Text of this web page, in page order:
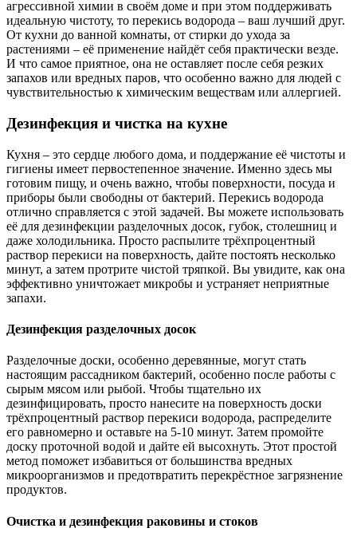
агрессивной химии в своём доме и при этом поддерживать
идеальную чистоту, то перекись водорода – ваш лучший друг.
От кухни до ванной комнаты, от стирки до ухода за
растениями – её применение найдёт себя практически везде.
И что самое приятное, она не оставляет после себя резких
запахов или вредных паров, что особенно важно для людей с
чувствительностью к химическим веществам или аллергией.
Дезинфекция и чистка на кухне
Кухня – это сердце любого дома, и поддержание её чистоты и
гигиены имеет первостепенное значение. Именно здесь мы
готовим пищу, и очень важно, чтобы поверхности, посуда и
приборы были свободны от бактерий. Перекись водорода
отлично справляется с этой задачей. Вы можете использовать
её для дезинфекции разделочных досок, губок, столешниц и
даже холодильника. Просто распылите трёхпроцентный
раствор перекиси на поверхность, дайте постоять несколько
минут, а затем протрите чистой тряпкой. Вы увидите, как она
эффективно уничтожает микробы и устраняет неприятные
запахи.
Дезинфекция разделочных досок
Разделочные доски, особенно деревянные, могут стать
настоящим рассадником бактерий, особенно после работы с
сырым мясом или рыбой. Чтобы тщательно их
дезинфицировать, просто нанесите на поверхность доски
трёхпроцентный раствор перекиси водорода, распределите
его равномерно и оставьте на 5-10 минут. Затем промойте
доску проточной водой и дайте ей высохнуть. Этот простой
метод поможет избавиться от большинства вредных
микроорганизмов и предотвратить перекрёстное загрязнение
продуктов.
Очистка и дезинфекция раковины и стоков